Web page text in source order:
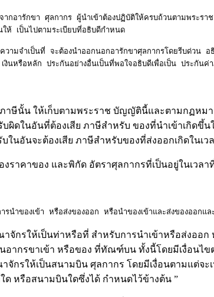
อารักขา ศุลกากร ผู้นำเข้าต้องปฏิบัติให้ครบถ้วนตามพระ
ให้ เป็นไปตามระเบียบที่อธิบดีกำหนด
วามจำเป็นที่ จะต้องนำออกนอกอารักขาศุลกากรโดยรีบด่ว
งินหรือหลัก ประกันอย่างอื่นเป็นที่พอใจอธิบดีเพื่อเป็น ประกัน
าษีนั้น ให้เก็บตามพระราช บัญญัตินี้และตามกฏหม
ผิดในอันที่ต้องเสีย ภาษีสำหรับ ของที่นำเข้าเกิดขึ้น
ในอันจะต้องเสีย ภาษีสำหรับของที่ส่งออกเกิดในเว
าคาของ และพิกัด อัตราศุลกากรที่เป็นอยู่ในเวล
นำของเข้า หรือส่งของออก หรือนำของเข้าและส่งของออกแ
จักรให้เป็นท่าหรือที่ สำหรับการนำเข้าหรือส่งออ
อากรขาเข้า หรือของ ที่ทัณฑ์บน ทั้งนี้โดยมีเงื่อนไข
กรให้เป็นสนามบิน ศุลกากร โดยมีเงื่อนตามแต่จะ
ด หรือสนามบินใดซึ่งได้ กำหนดไว้ข้างต้น ”